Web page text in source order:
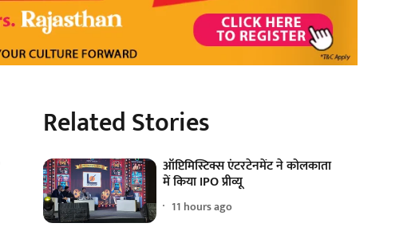
Related Stories
ऑप्टिमिस्टिक्स एंटरटेनमेंट ने कोलकाता
में किया IPO प्रीव्यू
11 hours ago